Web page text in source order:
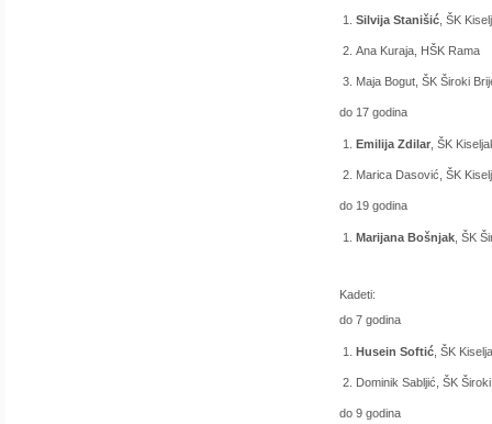
Silvija Stanišić , ŠK
Ana Kuraja, HŠK Rama
Maja Bogut, ŠK Široki
do 17 godina
Emilija Zdilar , ŠK
Marica Dasović, ŠK
do 19 godina
Marijana Bošnjak , ŠK
Kadeti:
do 7 godina
Husein Softić , ŠK
Dominik Sabljić, ŠK
do 9 godina